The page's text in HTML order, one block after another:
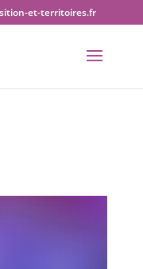
et-territoires.fr
et